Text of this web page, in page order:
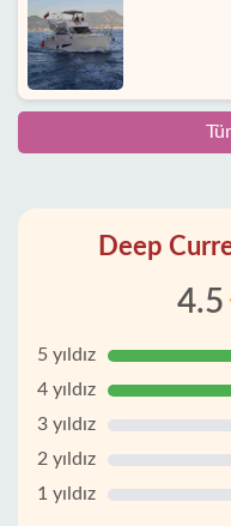
Deep
4.5
5 yıldız
4 yıldız
3 yıldız
2 yıldız
1 yıldız